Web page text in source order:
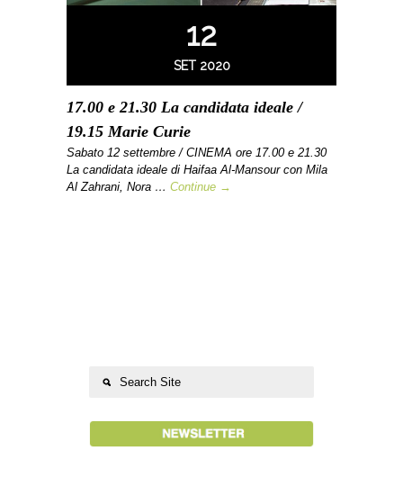
12
SET 2020
17.00 e 21.30 La candidata ideale /
19.15 Marie Curie
Sabato 12 settembre / CINEMA ore 17.00 e 21.30
La candidata ideale di Haifaa Al-Mansour con Mila
Al Zahrani, Nora … Continue →